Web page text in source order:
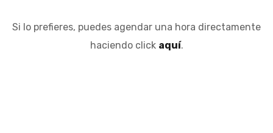
Si lo prefieres, puedes agendar una hora directamente
haciendo click aquí.